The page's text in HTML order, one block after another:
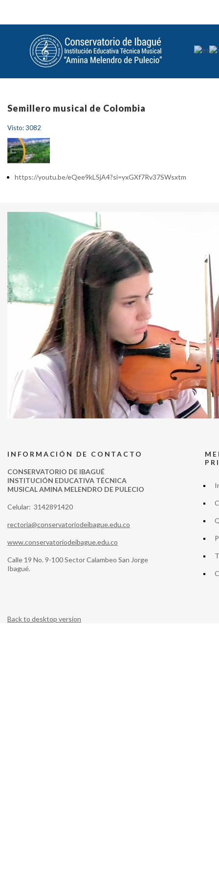
Semillero musical de Colombia
Visto: 3082
https://youtu.be/eQee9kLSjA4?si=yxGXf7Rv37SWsxtm
INFORMACIÓN DE CONTACTO
CONSERVATORIO DE IBAGUÉ
INSTITUCIÓN EDUCATIVA TÉCNICA
MUSICAL AMINA MELENDRO DE PULECIO
Celular: 3142891420
rectoria@conservatoriodeibague.edu.co
www.conservatoriodeibague.edu.co
Calle 19 No. 9-100 Sector Calambeo San Jorge
Ibagué.
Back to desktop version